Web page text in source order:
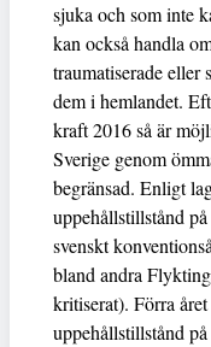
sjuka och som inte
kan också handla
traumatiserade eller
dem i hemlandet.
kraft 2016 så är
Sverige genom
begränsad. Enligt
uppehållstillstånd
svenskt
bland andra
kritiserat). Förra
uppehållstillstånd